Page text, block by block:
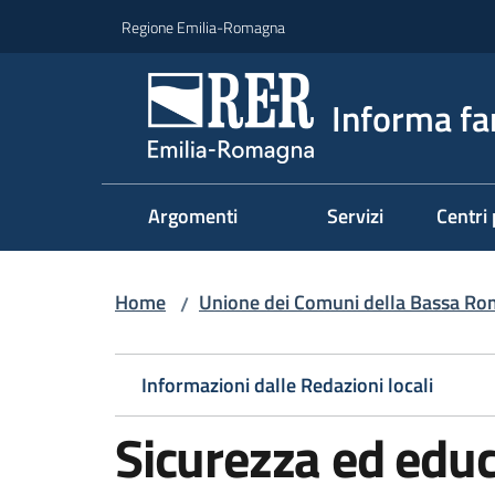
Regione Emilia-Romagna
Informa
Argomenti Servizi Centri
Home / Unione dei Comuni della Bassa
Informazioni dalle Redazioni locali
Sicurezza ed